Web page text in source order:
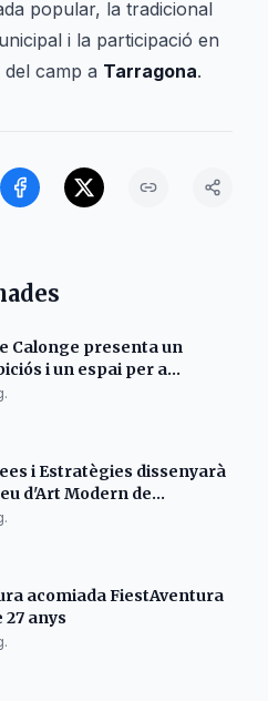
popular, la tradicional
i la participació en
camp a Tarragona.
Calonge presenta un
i un espai per a
i Estratègies dissenyarà
d'Art Modern de
acomiada FiestAventura
27 anys